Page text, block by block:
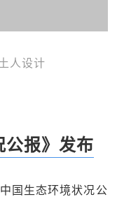
人设计
公报》发布
国生态环境状况公